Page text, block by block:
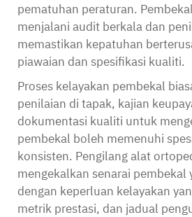
pematuhan peraturan.
menjalani audit berkala dan
memastikan kepatuhan
piawaian dan spesifikasi kualiti.
Proses kelayakan pembekal
penilaian di tapak, kajian
dokumentasi kualiti untuk
pembekal boleh memenuhi
konsisten. Pengilang alat
mengekalkan senarai pembekal
dengan keperluan kelayakan
metrik prestasi, dan jadual